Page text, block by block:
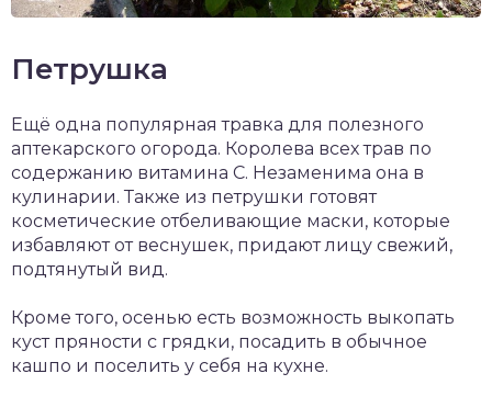
Петрушка
Ещё одна популярная травка для полезного
аптекарского огорода. Королева всех трав по
содержанию витамина С. Незаменима она в
кулинарии. Также из петрушки готовят
косметические отбеливающие маски, которые
избавляют от веснушек, придают лицу свежий,
подтянутый вид.
Кроме того, осенью есть возможность выкопать
куст пряности с грядки, посадить в обычное
кашпо и поселить у себя на кухне.